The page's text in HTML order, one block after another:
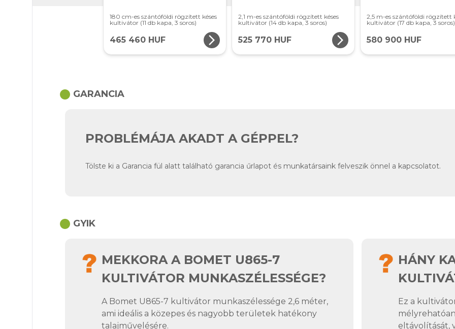
180 cm-es szántóföldi rögzített késes
kultivátor (11 db kapa, 3 soros)
465 460 HUF arrow_forward_ios
2,1 m-es szántóföldi rögzített késes
kultivátor (14 db kapa, 3 soros)
525 770 HUF arrow_forward_ios
2,5 m-es szántóföldi rögzített
kultivátor (17 db kapa, 3 soros)
580 900 HUF
circle GARANCIA
PROBLÉMÁJA AKADT A GÉPPEL?
Tölste ki a Garancia fül alatt található garancia űrlapot és munkatársaink felveszik önnel a kapcsolatot.
circle GYIK
MEKKORA A BOMET U865-7
KULTIVÁTOR MUNKASZÉLESSÉGE?
A Bomet U865-7 kultivátor munkaszélessége 2,6 méter,
ami ideális a közepes és nagyobb területek hatékony
talajművelésére.
HÁNY
Ez a
eltávolítását,